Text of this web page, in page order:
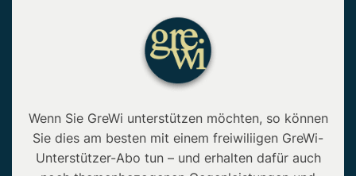
Wenn Sie GreWi unterstützen möchten, so können
Sie dies am besten mit einem freiwiliigen GreWi-
Unterstützer-Abo tun – und erhalten dafür auch